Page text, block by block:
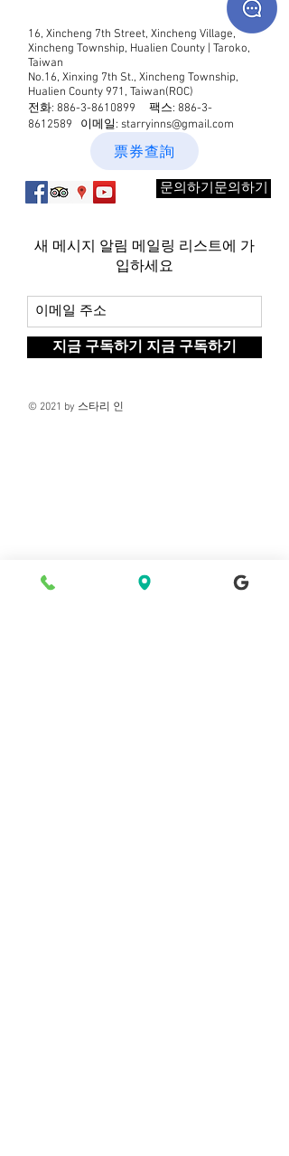
16, Xincheng 7th Street, Xincheng Village,
Xincheng Township, Hualien County | Taroko,
Taiwan
No.16, Xinxing 7th St., Xincheng Township,
Hualien County 971, Taiwan(ROC)
전화: 886-3-8610899 팩스: 886-3-
8612589 이메일: starryinns@gmail.com
票券查詢
문의하기문의하기
새 메시지 알림 메일링 리스트에 가
입하세요
지금 구독하기 지금 구독하기
© 2021 by 스타리 인